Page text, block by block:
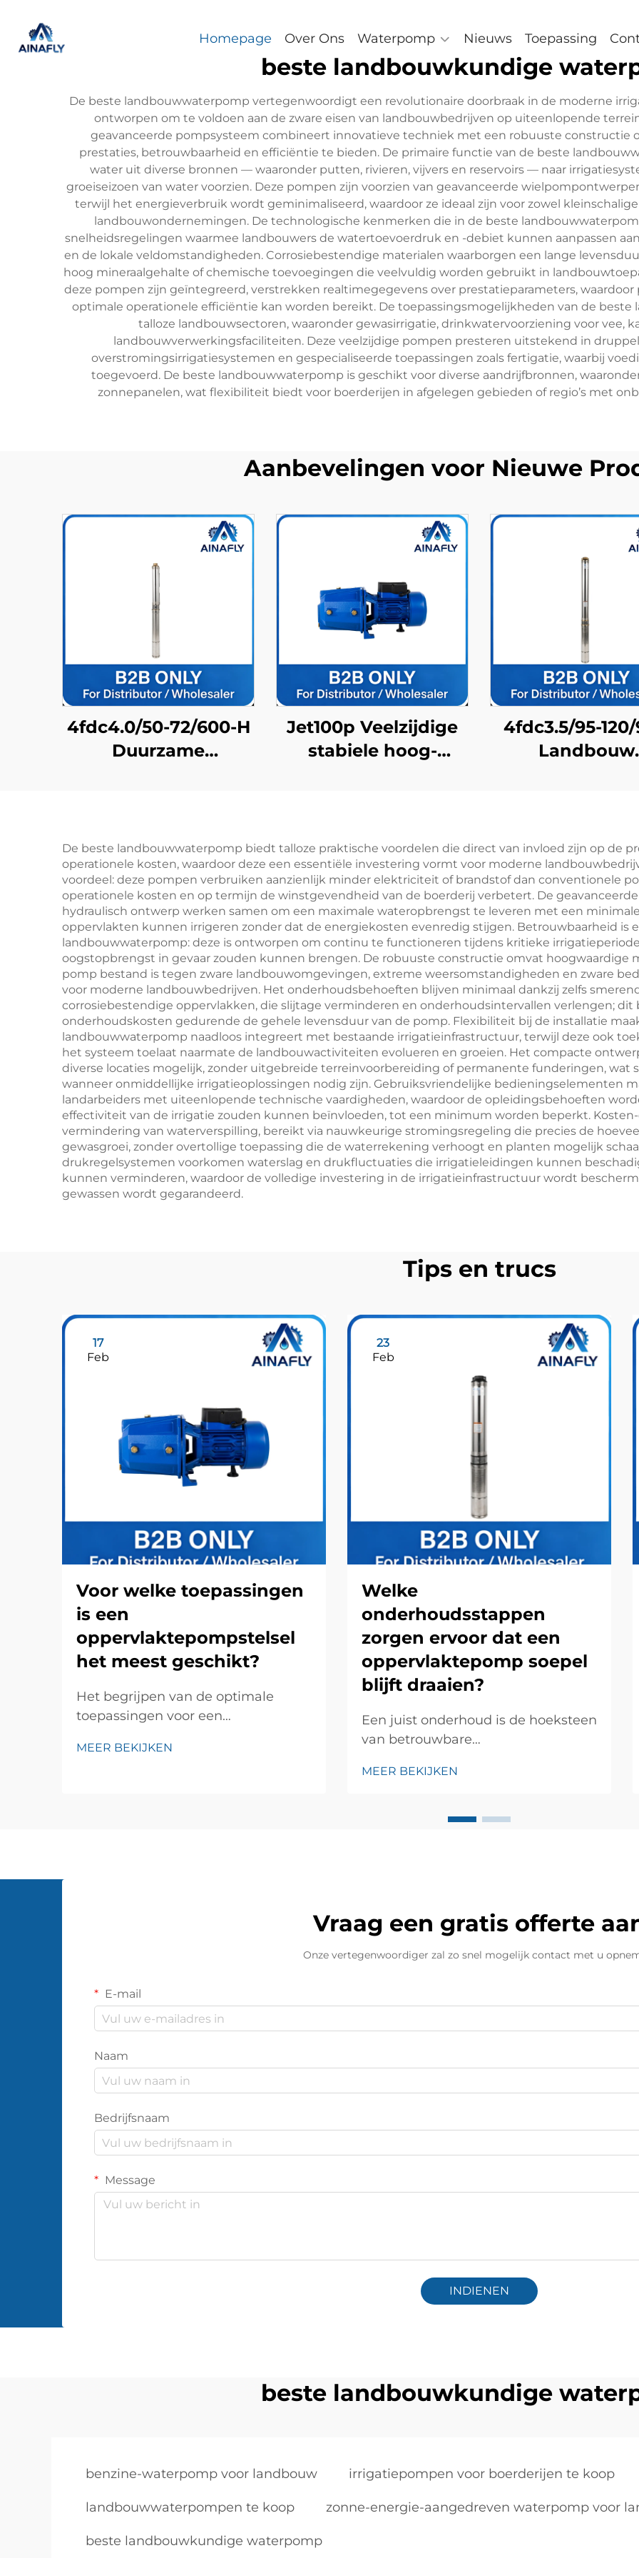
Homepage Over Ons Waterpomp Nieuws Toepassing
beste landbouwkundige
De beste landbouwwaterpomp vertegenwoordigt een revolutionaire doorbraak in de moderne
ontworpen om te voldoen aan de zware eisen van landbouwbedrijven op uiteenlopende
geavanceerde pompsysteem combineert innovatieve techniek met een robuuste constructie
prestaties, betrouwbaarheid en efficiëntie te bieden. De primaire functie van de beste
water uit diverse bronnen — waaronder putten, rivieren, vijvers en reservoirs — naar
groeiseizoen van water voorzien. Deze pompen zijn voorzien van geavanceerde
terwijl het energieverbruik wordt geminimaliseerd, waardoor ze ideaal zijn voor zowel
landbouwondernemingen. De technologische kenmerken die in de beste
snelheidsregelingen waarmee landbouwers de watertoevoerdruk en -debiet kunnen aanpassen
en de lokale veldomstandigheden. Corrosiebestendige materialen waarborgen een lange
hoog mineraalgehalte of chemische toevoegingen die veelvuldig worden gebruikt in
deze pompen zijn geïntegreerd, verstrekken realtimegegevens over prestatieparameters,
optimale operationele efficiëntie kan worden bereikt. De toepassingsmogelijkheden van de
talloze landbouwsectoren, waaronder gewasirrigatie, drinkwatervoorziening voor vee,
landbouwverwerkingsfaciliteiten. Deze veelzijdige pompen presteren uitstekend in
overstromingsirrigatiesystemen en gespecialiseerde toepassingen zoals fertigatie, waarbij
toegevoerd. De beste landbouwwaterpomp is geschikt voor diverse aandrijfbronnen,
zonnepanelen, wat flexibiliteit biedt voor boerderijen in afgelegen gebieden of regio’s met
Aanbevelingen voor Nieuwe
4fdc4.0/50-72/600-H
Duurzame
Fabrieksprijs
Jet100p Veelzijdige
stabiele hoog-
waterpomp
4fdc3.5/95-
Landbouw
Perfect
De beste landbouwwaterpomp biedt talloze praktische voordelen die direct van invloed zijn op de
operationele kosten, waardoor deze een essentiële investering vormt voor moderne
voordeel: deze pompen verbruiken aanzienlijk minder elektriciteit of brandstof dan conventionele
operationele kosten en op termijn de winstgevendheid van de boerderij verbetert. De
hydraulisch ontwerp werken samen om een maximale wateropbrengst te leveren met een
oppervlakten kunnen irrigeren zonder dat de energiekosten evenredig stijgen. Betrouwbaarheid is
landbouwwaterpomp: deze is ontworpen om continu te functioneren tijdens kritieke
oogstopbrengst in gevaar zouden kunnen brengen. De robuuste constructie omvat hoogwaardige
pomp bestand is tegen zware landbouwomgevingen, extreme weersomstandigheden en zware
voor moderne landbouwbedrijven. Het onderhoudsbehoeften blijven minimaal dankzij zelfs
corrosiebestendige oppervlakken, die slijtage verminderen en onderhoudsintervallen verlengen;
onderhoudskosten gedurende de gehele levensduur van de pomp. Flexibiliteit bij de installatie
landbouwwaterpomp naadloos integreert met bestaande irrigatieinfrastructuur, terwijl deze ook
het systeem toelaat naarmate de landbouwactiviteiten evolueren en groeien. Het compacte
diverse locaties mogelijk, zonder uitgebreide terreinvoorbereiding of permanente funderingen,
wanneer onmiddellijke irrigatieoplossingen nodig zijn. Gebruiksvriendelijke bedieningselementen
landarbeiders met uiteenlopende technische vaardigheden, waardoor de opleidingsbehoeften
effectiviteit van de irrigatie zouden kunnen beïnvloeden, tot een minimum worden beperkt.
vermindering van waterverspilling, bereikt via nauwkeurige stromingsregeling die precies de
gewasgroei, zonder overtollige toepassing die de waterrekening verhoogt en planten mogelijk
drukregelsystemen voorkomen waterslag en drukfluctuaties die irrigatieleidingen kunnen
kunnen verminderen, waardoor de volledige investering in de irrigatieinfrastructuur wordt
gewassen wordt gegarandeerd.
Tips en trucs
17
Feb
Voor welke toepassingen
is een
oppervlaktepompstelsel
het meest geschikt?
Het begrijpen van de optimale
toepassingen voor een
voor ingenieurs en facilitymanagers
MEER BEKIJKEN
23
Feb
Welke
onderhoudsstappen
zorgen ervoor dat een
oppervlaktepomp soepel
blijft draaien?
Een juist onderhoud is de hoeksteen
van betrouwbare
woningbouw-, commerciële en
onderhouden oppervlaktepomp kan
MEER BEKIJKEN
Vraag een gratis offerte
Onze vertegenwoordiger zal zo snel mogelijk contact met u
E-mail
Naam
Bedrijfsnaam
Message
INDIENEN
beste landbouwkundige
benzine-waterpomp voor landbouw irrigatiepompen voor boerderijen te koop
landbouwwaterpompen te koop zonne-energie-aangedreven waterpomp voor
beste landbouwkundige waterpomp